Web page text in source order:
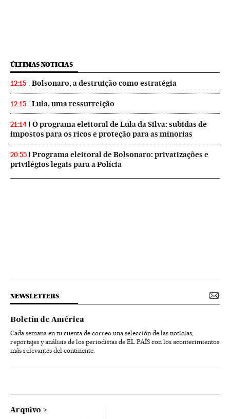
ÚLTIMAS NOTICIAS
12:15 Bolsonaro, a destruição como estratégia
12:15 Lula, uma ressurreição
21:14
O programa eleitoral de Lula da Silva: subidas de
impostos para os ricos e proteção para as minorias
20:55
Programa eleitoral de Bolsonaro: privatizações e
privilégios legais para a Polícia
NEWSLETTERS
Boletín de América
Cada semana en tu cuenta de correo una selección de las noticias,
reportajes y análisis de los periodistas de EL PAÍS con los acontecimientos
más relevantes del continente.
Arquivo